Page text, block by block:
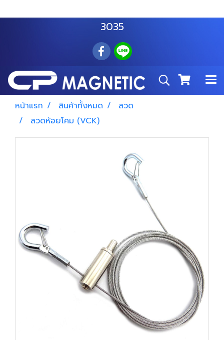
3035
หน้าแรก สินค้าทั้งหมด
ลวด
ลวดห้อยโคม (VCK)